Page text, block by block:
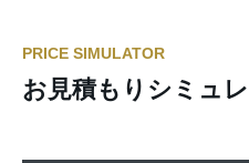
PRICE SIMULATOR
お見積もりシミュ